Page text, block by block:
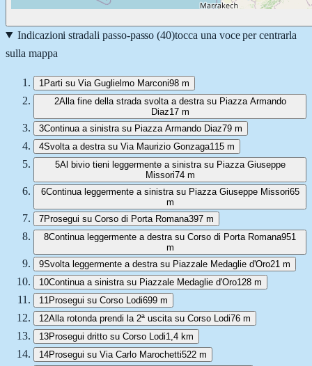
Indicazioni stradali passo-passo (40)tocca una voce per centrarla
sulla mappa
1 Parti su Via Guglielmo Marconi98 m
2Alla fine della strada svolta a destra su Piazza Armando
Diaz17 m
3Continua a sinistra su Piazza Armando Diaz79 m
4Svolta a destra su Via Maurizio Gonzaga115 m
5Al bivio tieni leggermente a sinistra su Piazza Giuseppe
Missori74 m
6Continua leggermente a sinistra su Piazza Giuseppe Missori65
m
7Prosegui su Corso di Porta Romana397 m
8Continua leggermente a destra su Corso di Porta Romana951
m
9Svolta leggermente a destra su Piazzale Medaglie d'Oro21 m
10Continua a sinistra su Piazzale Medaglie d'Oro128 m
11 Prosegui su Corso Lodi699 m
12Alla rotonda prendi la 2ª uscita su Corso Lodi76 m
13Prosegui dritto su Corso Lodi1,4 km
14Prosegui su Via Carlo Marochetti522 m